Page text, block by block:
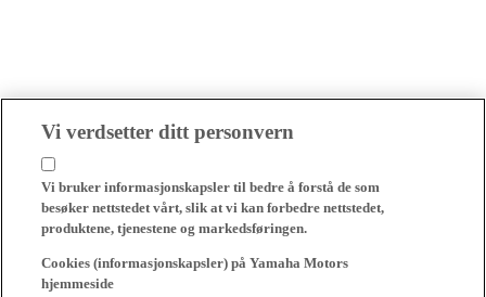
Vi verdsetter ditt personvern
Vi bruker informasjonskapsler til bedre å forstå de som
besøker nettstedet vårt, slik at vi kan forbedre nettstedet,
produktene, tjenestene og markedsføringen.
Cookies (informasjonskapsler) på Yamaha Motors
hjemmeside